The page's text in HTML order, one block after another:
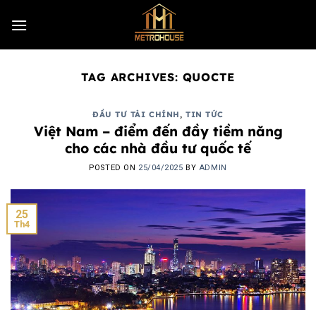
TAG ARCHIVES: QUOCTE
ĐẦU TƯ TÀI CHÍNH,TIN TỨC
Việt Nam – điểm đến đầy tiềm năng
cho các nhà đầu tư quốc tế
POSTED ON 25/04/2025 BY ADMIN
25
Th4